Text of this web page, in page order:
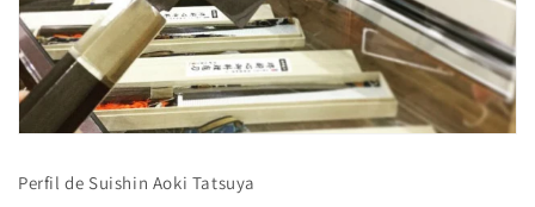
Perfil de Suishin Aoki Tatsuya